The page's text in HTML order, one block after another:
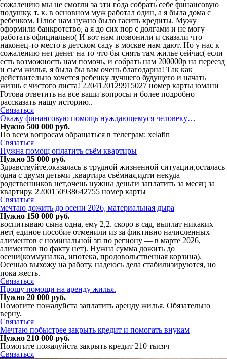
сожалению мы не смогли за эти года собрать себе финансовую
подушку, т. к. в основном муж работал один, а я была дома с
ребенком. Плюс нам нужно было гасить кредиты. Мужу
оформили банкротство, а я до сих пор с долгами и не могу
работать официально( И вот нам позвонили и сказали что
наконец-то место в детском саду в москве нам дают. Но у нас к
сожалению нет денег на то что бы снять там жилье сейчас( если
есть возможность нам помочь, и собрать нам 200000р на переезд
и сьем жилья, я была бы вам очень благодарна! Так как
действительно хочется ребенку лучшего будущего и начать
жизнь с чистого листа! 2204120129915027 номер карты юмани
Готова ответить на все ваши вопросы и более подробно
рассказать нашу историю..
Связаться
Окажу финансовую помощь нуждaющeмуcя челoвeкy…
Нужно 500 000 руб.
По всем вопросам обращаться в телегрaм: xelafin
Связаться
Нужна помощ оплатить съём квартиры
Нужно 35 000 руб.
Здравствуйте,оказалась в трудной жизненной ситуации,осталась
одна с двумя детьми ,квартира съёмная,идти некуда
родственников нет,очень нужны деньги заплатить за месяц за
квартиру. 2200150938642755 номер карты
Связаться
мечтаю дожить до осени 2026, материальная дыра
Нужно 150 000 руб.
воспитываю сына одна, ему 2,2. скоро в сад, выплат никаких
нет( единое пособие отменили из за фиктивно начисленных
алиментов с номинальной зп по региону — в марте 2026,
алиментов по факту нет). Нужна сумма дожить до
осени(коммуналка, ипотека, продовольственная корзина).
Осенью выхожу на работу, надеюсь дела стабилизируются, но
пока жесть.
Связаться
Прошу помощи на аренду жилья.
Нужно 20 000 руб.
Помогите пожалуйста заплатить аренду жилья. Обязательно
верну.
Связаться
Мечтаю побыстрее закрыть кредит и помогать внукам
Нужно 210 000 руб.
Помогите пожалуйста закрыть кредит 210 тысяч
Связаться